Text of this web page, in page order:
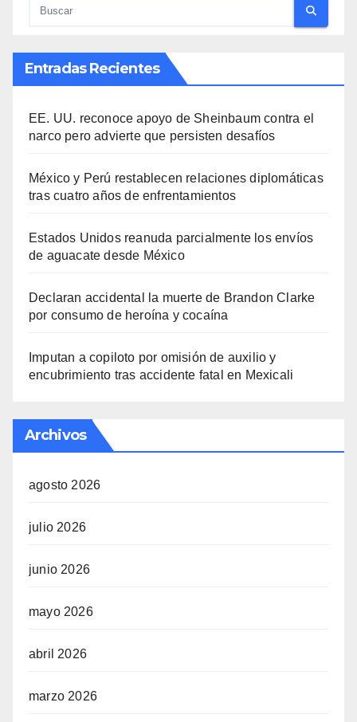
Entradas Recientes
EE. UU. reconoce apoyo de Sheinbaum contra el
narco pero advierte que persisten desafíos
México y Perú restablecen relaciones diplomáticas
tras cuatro años de enfrentamientos
Estados Unidos reanuda parcialmente los envíos
de aguacate desde México
Declaran accidental la muerte de Brandon Clarke
por consumo de heroína y cocaína
Imputan a copiloto por omisión de auxilio y
encubrimiento tras accidente fatal en Mexicali
Archivos
agosto 2026
julio 2026
junio 2026
mayo 2026
abril 2026
marzo 2026